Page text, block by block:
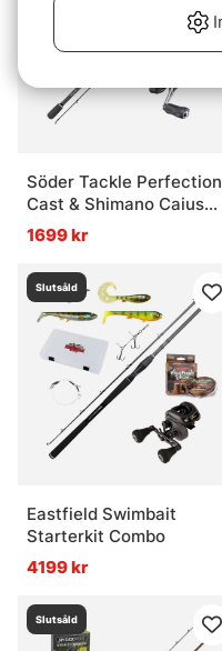
Söder Tackle Perfection
Cast & Shimano Caius
Combo 5-30g
1699 kr
Slutsåld
Eastfield Swimbait
Starterkit Combo
4199 kr
Slutsåld